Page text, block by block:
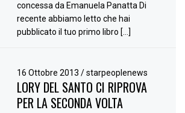
concessa da Emanuela Panatta Di
recente abbiamo letto che hai
pubblicato il tuo primo libro […]
16 Ottobre 2013/ starpeoplenews
LORY DEL SANTO CI RIPROVA
PER LA SECONDA VOLTA